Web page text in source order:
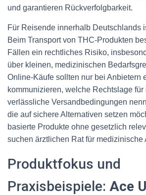
und garantieren Rückverfolgbarkeit.
Für Reisende innerhalb Deutschlands
Beim Transport von THC-Produkten
Fällen ein rechtliches Risiko,
über kleinen, medizinischen
Online-Käufe sollten nur bei Anbietern
kommunizieren, welche Rechtslage für
verlässliche Versandbedingungen
die auf sichere Alternativen setzen
basierte Produkte ohne gesetzlich
suchen ärztlichen Rat für medizinische
Produktfokus und
Praxisbeispiele: Ace